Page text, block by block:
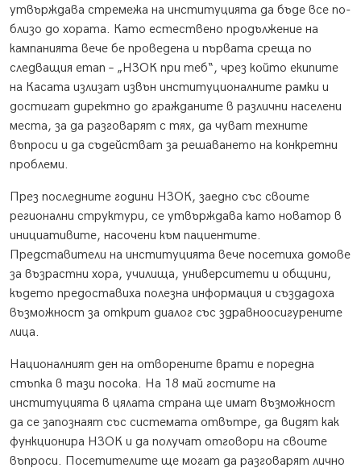
утвърждава стремежа на институцията да бъде все по-
близо до хората. Като естествено продължение на
кампанията вече бе проведена и първата среща по
следващия етап – „НЗОК при теб“, чрез който екипите
на Касата излизат извън институционалните рамки и
достигат директно до гражданите в различни населени
места, за да разговарят с тях, да чуват техните
въпроси и да съдействат за решаването на конкретни
проблеми.
През последните години НЗОК, заедно със своите
регионални структури, се утвърждава като новатор в
инициативите, насочени към пациентите.
Представители на институцията вече посетиха домове
за възрастни хора, училища, университети и общини,
където предоставиха полезна информация и създадоха
възможност за открит диалог със здравноосигурените
лица.
Националният ден на отворените врати е поредна
стъпка в тази посока. На 18 май гостите на
институцията в цялата страна ще имат възможност
да се запознаят със системата отвътре, да видят как
функционира НЗОК и да получат отговори на своите
въпроси. Посетителите ще могат да разговарят лично